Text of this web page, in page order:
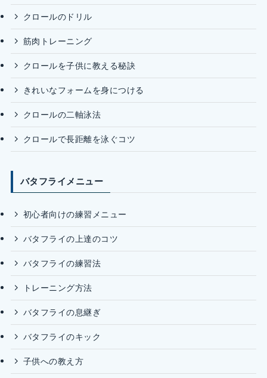
クロールのドリル
筋肉トレーニング
クロールを子供に教える秘訣
きれいなフォームを身につける
クロールの二軸泳法
クロールで長距離を泳ぐコツ
バタフライメニュー
初心者向けの練習メニュー
バタフライの上達のコツ
バタフライの練習法
トレーニング方法
バタフライの息継ぎ
バタフライのキック
子供への教え方